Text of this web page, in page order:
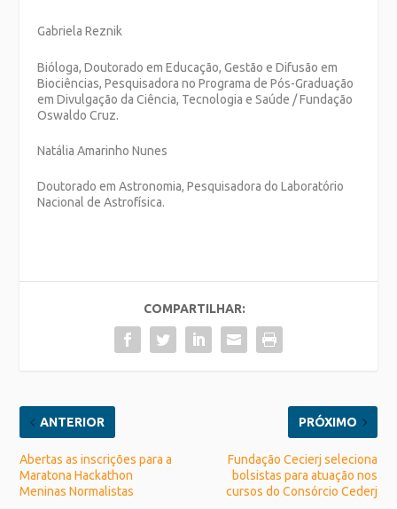
Gabriela Reznik
Bióloga, Doutorado em Educação, Gestão e Difusão em
Biociências, Pesquisadora no Programa de Pós-Graduação
em Divulgação da Ciência, Tecnologia e Saúde / Fundação
Oswaldo Cruz.
Natália Amarinho Nunes
Doutorado em Astronomia, Pesquisadora do Laboratório
Nacional de Astrofísica.
COMPARTILHAR:
ANTERIOR
Abertas as inscrições para a
Maratona Hackathon
Meninas Normalistas
PRÓXIMO
Fundação Cecierj seleciona
bolsistas para atuação nos
cursos do Consórcio Cederj